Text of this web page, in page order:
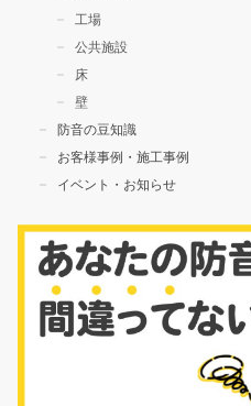
工場
公共施設
床
壁
防音の豆知識
お客様事例・施工事例
イベント・お知らせ